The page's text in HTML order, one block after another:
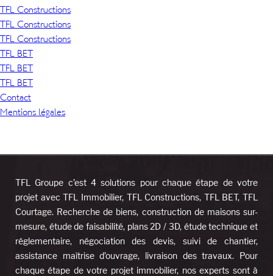
TFL Constructions
TFL Constructions
TFL Constructions
TFL BET
TFL BET
TFL BET
Contact
Mentions légales
TFL Groupe c’est 4 solutions pour chaque étape de votre
projet avec TFL Immobilier, TFL Constructions, TFL BET, TFL
Courtage. Recherche de biens, construction de maisons sur-
mesure, étude de faisabilité, plans 2D / 3D, étude technique et
réglementaire, négociation des devis, suivi de chantier,
assistance maîtrise d’ouvrage, livraison des travaux. Pour
chaque étape de votre projet immobilier, nos experts sont à